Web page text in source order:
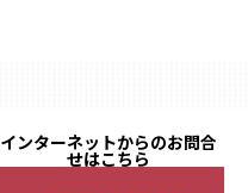
インターネットからのお問合
せはこちら